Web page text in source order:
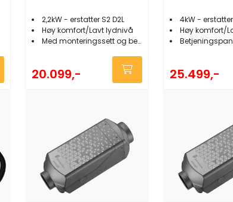
2,2kW - erstatter S2 D2L
Høy komfort/Lavt lydnivå
Med monteringssett og betjeningspanel
20.099,-
4kW - erstatter
Høy komfort/
25.499,-